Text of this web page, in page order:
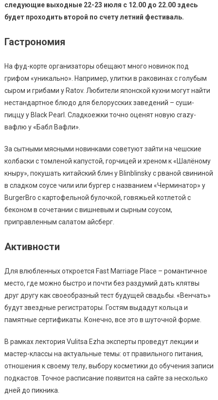
следующие выходные 22-23 июля с 12.00 до 22.00 здесь
будет проходить второй по счету летний фестиваль.
Гастрономия
На фуд-корте организаторы обещают много новинок под
грифом «уникально». Например, улитки в раковинах с голубым
сыром и грибами у Ratov. Любители японской кухни могут найти
нестандартное блюдо для белорусских заведений – суши-
пиццу у Black Pearl. Сладкоежки точно оценят новую сrazy-
вафлю у «Бабл Вафли».
За сытными мясными новинками советуют зайти на чешские
колбаски с томленой капустой, горчицей и хреном к «Шалёному
кныру», покушать китайский блин у Blinblinsky с рваной свининой
в сладком соусе чили или бургер с названием «Черминатор» у
BurgerBro с картофельной булочкой, говяжьей котлетой с
беконом в сочетании с вишневым и сырным соусом,
приправленным салатом айсберг.
Активности
Для влюбленных откроется Fast Marriage Place – романтичное
место, где можно быстро и почти без раздумий дать клятвы
друг другу как своеобразный тест будущей свадьбы. «Венчать»
будут звездные регистраторы. Гостям выдадут кольца и
памятные сертификаты. Конечно, все это в шуточной форме.
В рамках лектория Vulitsa Ezha эксперты проведут лекции и
мастер-классы на актуальные темы: от правильного питания,
отношения к своему телу, выбору косметики до обучения записи
подкастов. Точное расписание появится на сайте за несколько
дней до пикника.